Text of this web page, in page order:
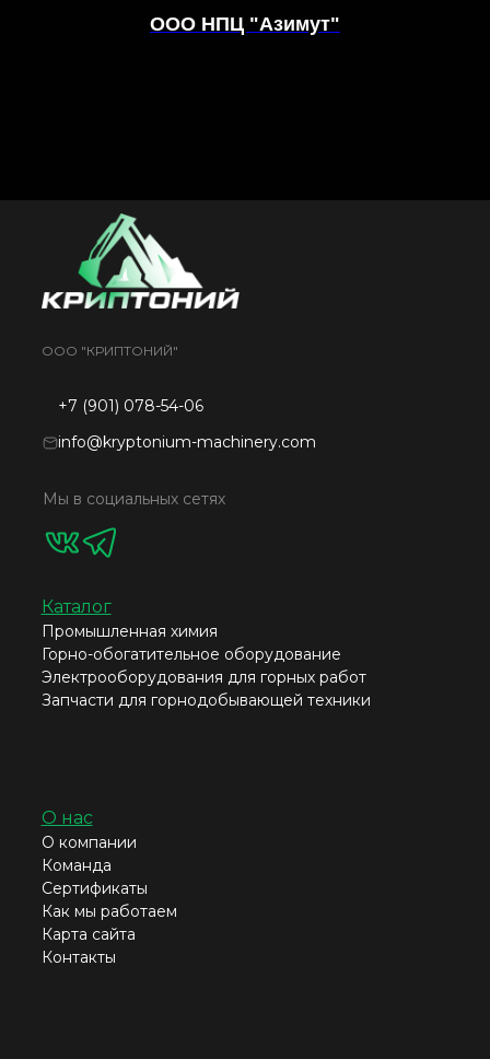
ООО НПЦ "Азимут"
+7 (901) 078-54-06
info@kryptonium-machinery.com
Каталог
Промышленная химия
Горно-обогатительное оборудование
Электрооборудования для горных работ
Запчасти для горнодобывающей техники
О нас
О компании
Команда
Сертификаты
Как мы работаем
Карта сайта
Контакты
Мы в социальных сетях
ООО "КРИПТОНИЙ"